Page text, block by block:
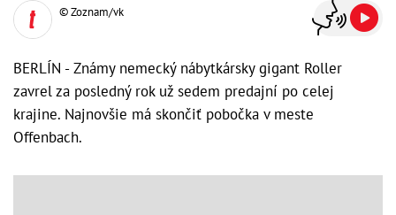
© Zoznam/vk
BERLÍN - Známy nemecký nábytkársky gigant Roller
zavrel za posledný rok už sedem predajní po celej
krajine. Najnovšie má skončiť pobočka v meste
Offenbach.